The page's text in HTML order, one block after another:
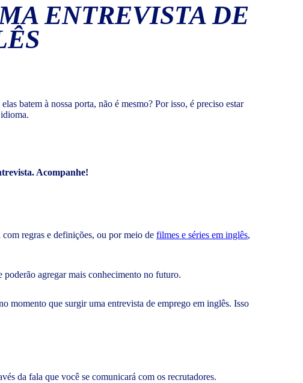
ENTREVISTA DE
batem à nossa porta, não é mesmo? Por isso, é preciso estar
Acompanhe!
regras e definições, ou por meio de filmes e séries em inglês,
agregar mais conhecimento no futuro.
momento que surgir uma entrevista de emprego em inglês. Isso
da fala que você se comunicará com os recrutadores.